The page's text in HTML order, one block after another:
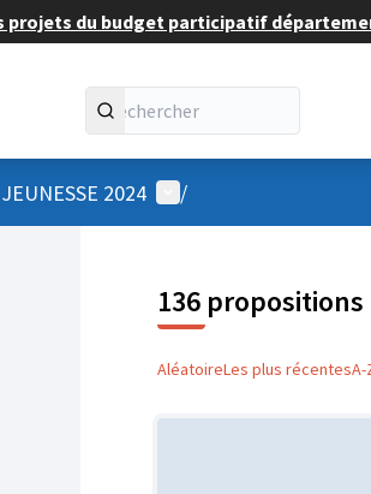
du budget participatif
2024 Menu utilisateur
/
136 propositions
AléatoireLes plus récentes